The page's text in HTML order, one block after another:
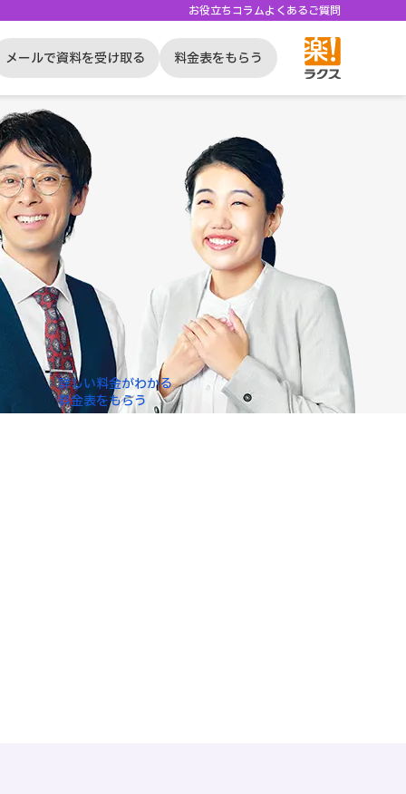
お役立ちコラムよくあるご質問
メールで資料を受け取る 料金表をもらう
詳しい料金がわかる
料金表をもらう